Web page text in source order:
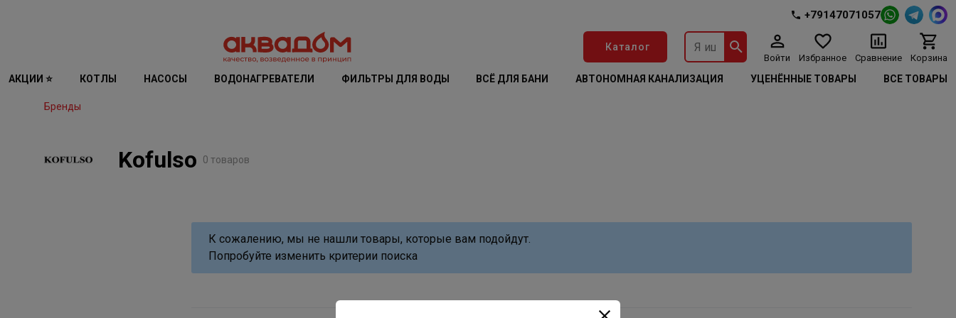
+79147071057
Каталог
Войти Избранное Сравнение Корзина
АКЦИИ ⭐ КОТЛЫ НАСОСЫ ВОДОНАГРЕВАТЕЛИ ФИЛЬТРЫ ДЛЯ ВОДЫ ВСЁ ДЛЯ БАНИ АВТОНОМНАЯ КАНАЛИЗАЦИЯ УЦЕНЁННЫЕ ТОВАРЫ ВСЕ ТОВАРЫ
Бренды
Kofulso 0 товаров
К сожалению, мы не нашли товары, которые вам подойдут.
Попробуйте изменить критерии поиска